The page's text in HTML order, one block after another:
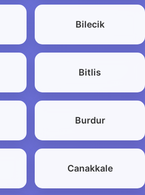
Bilecik
Bitlis
Burdur
Canakkale